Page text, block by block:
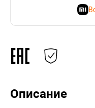
Описание